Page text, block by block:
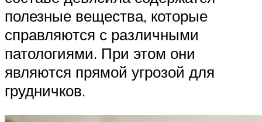
полезные вещества, которые
справляются с различными
патологиями. При этом они
являются прямой угрозой для
грудничков.